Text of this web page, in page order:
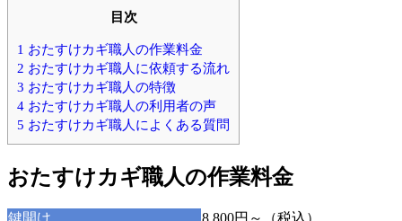
目次
1 おたすけカギ職人の作業料金
2 おたすけカギ職人に依頼する流れ
3 おたすけカギ職人の特徴
4 おたすけカギ職人の利用者の声
5 おたすけカギ職人によくある質問
おたすけカギ職人の作業料金